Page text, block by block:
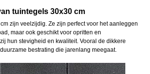
tuintegels 30x30 cm
zijn veelzijdig. Ze zijn perfect voor het aanleggen
maar ook geschikt voor opritten en
hun stevigheid en kwaliteit. Vooral de dikkere
bestrating die jarenlang meegaat.